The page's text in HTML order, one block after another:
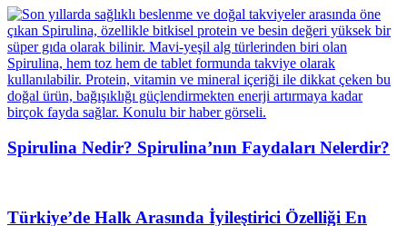
Spirulina Nedir? Spirulina’nın Faydaları Nelerdir?
Türkiye’de Halk Arasında İyileştirici Özelliği En